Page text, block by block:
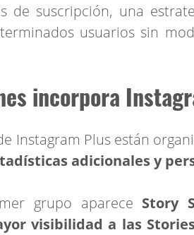
de suscripción, una
usuarios sin
incorpora
Instagram Plus están
adicionales y
grupo aparece Story
visibilidad a las